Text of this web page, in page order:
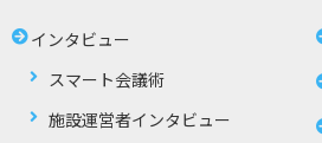
インタビュー
スマート会議術
施設運営者インタビュー